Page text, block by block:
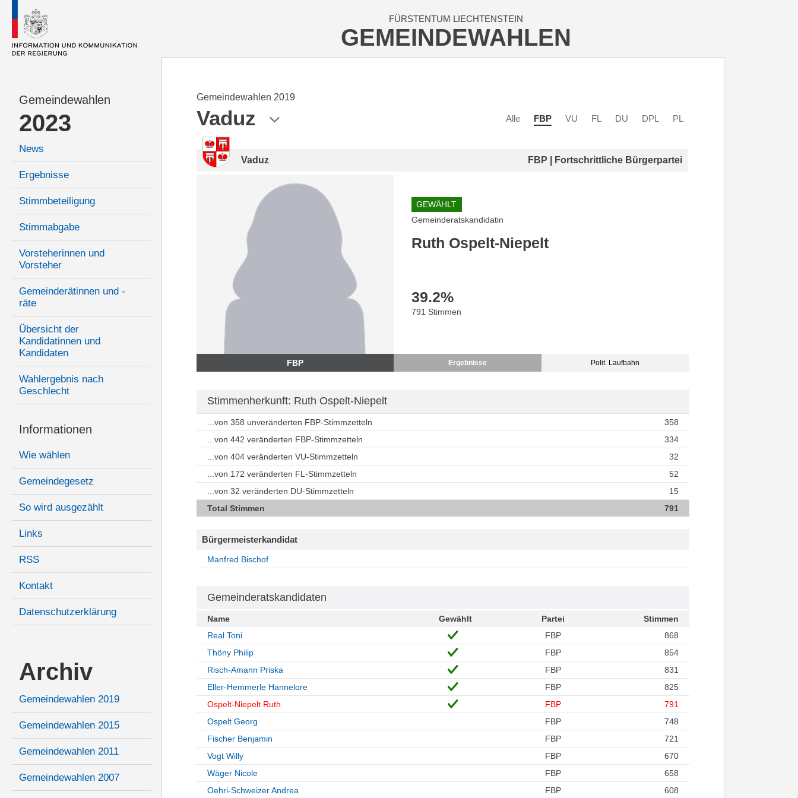
FÜRSTENTUM LIECHTENSTEIN
GEMEINDEWAHLEN
Gemeindewahlen
2023
News
Ergebnisse
Stimmbeteiligung
Stimmabgabe
Vorsteherinnen und
Vorsteher
Gemeinderätinnen und -
räte
Übersicht der
Kandidatinnen und
Kandidaten
Wahlergebnis nach
Geschlecht
Informationen
Wie wählen
Gemeindegesetz
So wird ausgezählt
Links
RSS
Kontakt
Datenschutzerklärung
Archiv
Gemeindewahlen 2019
Gemeindewahlen 2015
Gemeindewahlen 2011
Gemeindewahlen 2007
Gemeindewahlen 2019
Vaduz Alle FBP VU FL DU DPL PL
Vaduz FBP | Fortschrittliche Bürgerpartei
FBP
GEWÄHLT
Gemeinderatskandidatin
Ruth Ospelt-Niepelt
39.2%
791 Stimmen
Ergebnisse Polit. Laufbahn
Stimmenherkunft: Ruth Ospelt-Niepelt
...von 358 unveränderten FBP-Stimmzetteln
358
...von 442 veränderten FBP-Stimmzetteln
334
...von 404 veränderten VU-Stimmzetteln
32
...von 172 veränderten FL-Stimmzetteln
52
...von 32 veränderten DU-Stimmzetteln
15
Total Stimmen
791
Bürgermeisterkandidat
Manfred Bischof
Gemeinderatskandidaten
Name Gewählt Partei
Stimmen
Real Toni
FBP
868
Thöny Philip
FBP
854
Risch-Amann Priska
FBP
831
Eller-Hemmerle Hannelore
FBP
825
Ospelt-Niepelt Ruth
FBP
791
Ospelt Georg
FBP
748
Fischer Benjamin
FBP
721
Vogt Willy
FBP
670
Wäger Nicole
FBP
658
Oehri-Schweizer Andrea
FBP 608